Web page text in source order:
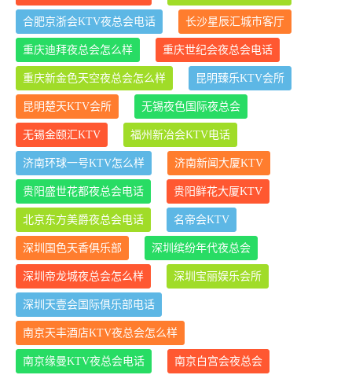
合肥京浙会KTV夜总会电话 长沙星辰汇城市客厅
重庆迪拜夜总会怎么样 重庆世纪会夜总会电话
重庆新金色天空夜总会怎么样 昆明臻乐KTV会所
昆明楚天KTV会所 无锡夜色国际夜总会
无锡金颐汇KTV 福州新冶会KTV电话
济南环球一号KTV怎么样 济南新闻大厦KTV
贵阳盛世花都夜总会电话 贵阳鲜花大厦KTV
北京东方美爵夜总会电话 名帝会KTV
深圳国色天香俱乐部 深圳缤纷年代夜总会
深圳帝龙城夜总会怎么样 深圳宝丽娱乐会所
深圳天壹会国际俱乐部电话
南京天丰酒店KTV夜总会怎么样
南京缘曼KTV夜总会电话 南京白宫会夜总会